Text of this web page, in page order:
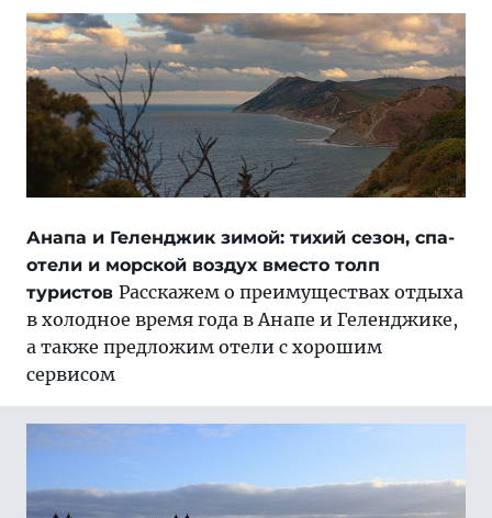
Анапа и Геленджик зимой: тихий сезон, спа-
отели и морской воздух вместо толп
туристов Расскажем о преимуществах отдыха
в холодное время года в Анапе и Геленджике,
а также предложим отели с хорошим
сервисом